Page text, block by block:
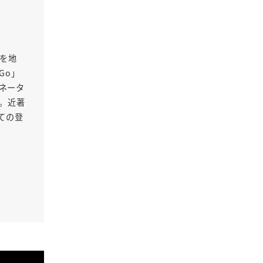
地
」
ータ
近著
の登